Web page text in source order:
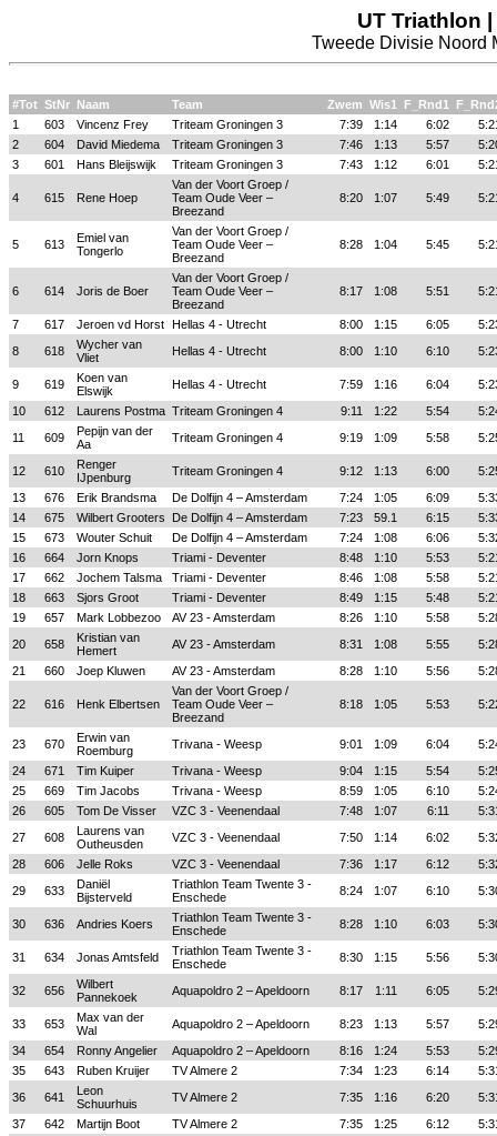
UT Triathlon
Tweede Divisie Noord
#Tot StNr Naam Team Zwem Wis1 F_Rnd1
1
603 Vincenz Frey Triteam Groningen 3 7:39 1:14 6:02
2
604 David Miedema Triteam Groningen 3 7:46 1:13 5:57
3
601 Hans Bleijswijk Triteam Groningen 3 7:43 1:12 6:01
4 615 Rene Hoep
Van der Voort Groep /
Team Oude Veer –
Breezand
8:20 1:07 5:49
5 613
Emiel van
Tongerlo
Van der Voort Groep /
Team Oude Veer –
Breezand
8:28 1:04 5:45
6 614 Joris de Boer
Van der Voort Groep /
Team Oude Veer –
Breezand
8:17 1:08 5:51
7 617 Jeroen vd Horst Hellas 4 - Utrecht 8:00 1:15 6:05
8
618
Wycher van
Vliet
Hellas 4 - Utrecht 8:00 1:10 6:10
9 619
Koen van
Elswijk
Hellas 4 - Utrecht 7:59 1:16 6:04
10
612 Laurens Postma Triteam Groningen 4 9:11 1:22 5:54
11
609
Pepijn van der
Aa
Triteam Groningen 4 9:19 1:09 5:58
12 610
Renger
IJpenburg
Triteam Groningen 4 9:12 1:13 6:00
13
676 Erik Brandsma De Dolfijn 4 – Amsterdam 7:24 1:05 6:09
14
675 Wilbert Grooters De Dolfijn 4 – Amsterdam 7:23 59.1 6:15
15
673 Wouter Schuit De Dolfijn 4 – Amsterdam 7:24 1:08 6:06
16
664 Jorn Knops Triami - Deventer 8:48 1:10 5:53
17
662 Jochem Talsma Triami - Deventer 8:46 1:08 5:58
18
663 Sjors Groot Triami - Deventer 8:49 1:15 5:48
19
657 Mark Lobbezoo AV 23 - Amsterdam 8:26 1:10 5:58
20
658
Kristian van
Hemert
AV 23 - Amsterdam 8:31 1:08 5:55
21
660 Joep Kluwen AV 23 - Amsterdam 8:28 1:10 5:56
22 616 Henk Elbertsen
Van der Voort Groep /
Team Oude Veer –
Breezand
8:18 1:05 5:53
23 670
Erwin van
Roemburg
Trivana - Weesp 9:01 1:09 6:04
24
671 Tim Kuiper Trivana - Weesp 9:04 1:15 5:54
25
669 Tim Jacobs Trivana - Weesp 8:59 1:05 6:10
26
605 Tom De Visser VZC 3 - Veenendaal 7:48 1:07 6:11
27
608
Laurens van
Outheusden
VZC 3 - Veenendaal 7:50 1:14 6:02
28
606 Jelle Roks VZC 3 - Veenendaal 7:36 1:17 6:12
29
633
Daniël
Bijsterveld
Triathlon Team Twente 3 -
Enschede
8:24 1:07 6:10
30 636 Andries Koers
Triathlon Team Twente 3 -
Enschede
8:28 1:10 6:03
31 634 Jonas Amtsfeld
Triathlon Team Twente 3 -
Enschede
8:30 1:15 5:56
32 656
Wilbert
Pannekoek
Aquapoldro 2 – Apeldoorn 8:17 1:11 6:05
33 653
Max van der
Wal
Aquapoldro 2 – Apeldoorn 8:23 1:13 5:57
34
654 Ronny Angelier Aquapoldro 2 – Apeldoorn 8:16 1:24 5:53
35
643 Ruben Kruijer TV Almere 2 7:34 1:23 6:14
36
641
Leon
Schuurhuis
TV Almere 2 7:35 1:16 6:20
37
642 Martijn Boot TV Almere 2 7:35 1:25 6:12